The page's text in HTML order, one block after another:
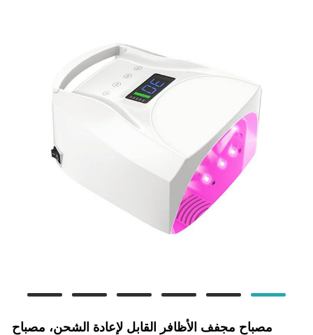
مصباح مجفف الأظافر القابل لإعادة الشحن، مصباح